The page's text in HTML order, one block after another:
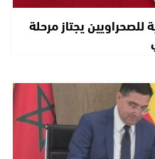
يجتاز مرحلة